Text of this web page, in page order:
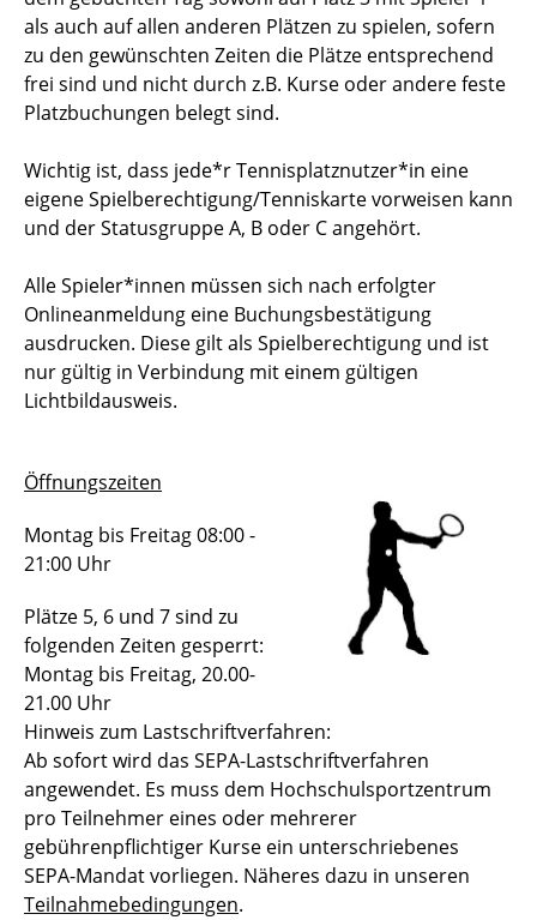
als auch auf allen anderen Plätzen zu spielen, sofern
zu den gewünschten Zeiten die Plätze entsprechend
frei sind und nicht durch z.B. Kurse oder andere feste
Platzbuchungen belegt sind.
Wichtig ist, dass jede*r Tennisplatznutzer*in eine
eigene Spielberechtigung/Tenniskarte vorweisen kann
und der Statusgruppe A, B oder C angehört.
Alle Spieler*innen müssen sich nach erfolgter
Onlineanmeldung eine Buchungsbestätigung
ausdrucken. Diese gilt als Spielberechtigung und ist
nur gültig in Verbindung mit einem gültigen
Lichtbildausweis.
Öffnungszeiten
Montag bis Freitag 08:00 -
21:00 Uhr
Plätze 5, 6 und 7 sind zu
folgenden Zeiten gesperrt:
Montag bis Freitag, 20.00-
21.00 Uhr
Hinweis zum Lastschriftverfahren:
Ab sofort wird das SEPA-Lastschriftverfahren
angewendet. Es muss dem Hochschulsportzentrum
pro Teilnehmer eines oder mehrerer
gebührenpflichtiger Kurse ein unterschriebenes
SEPA-Mandat vorliegen. Näheres dazu in unseren
Teilnahmebedingungen.